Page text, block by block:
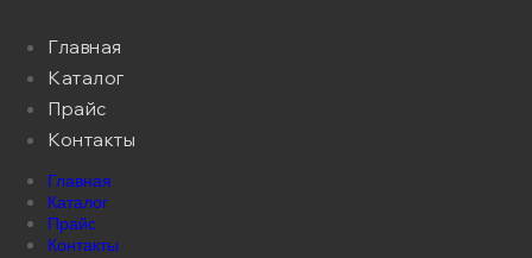
Главная
Каталог
Прайс
Контакты
Главная
Каталог
Прайс
Контакты